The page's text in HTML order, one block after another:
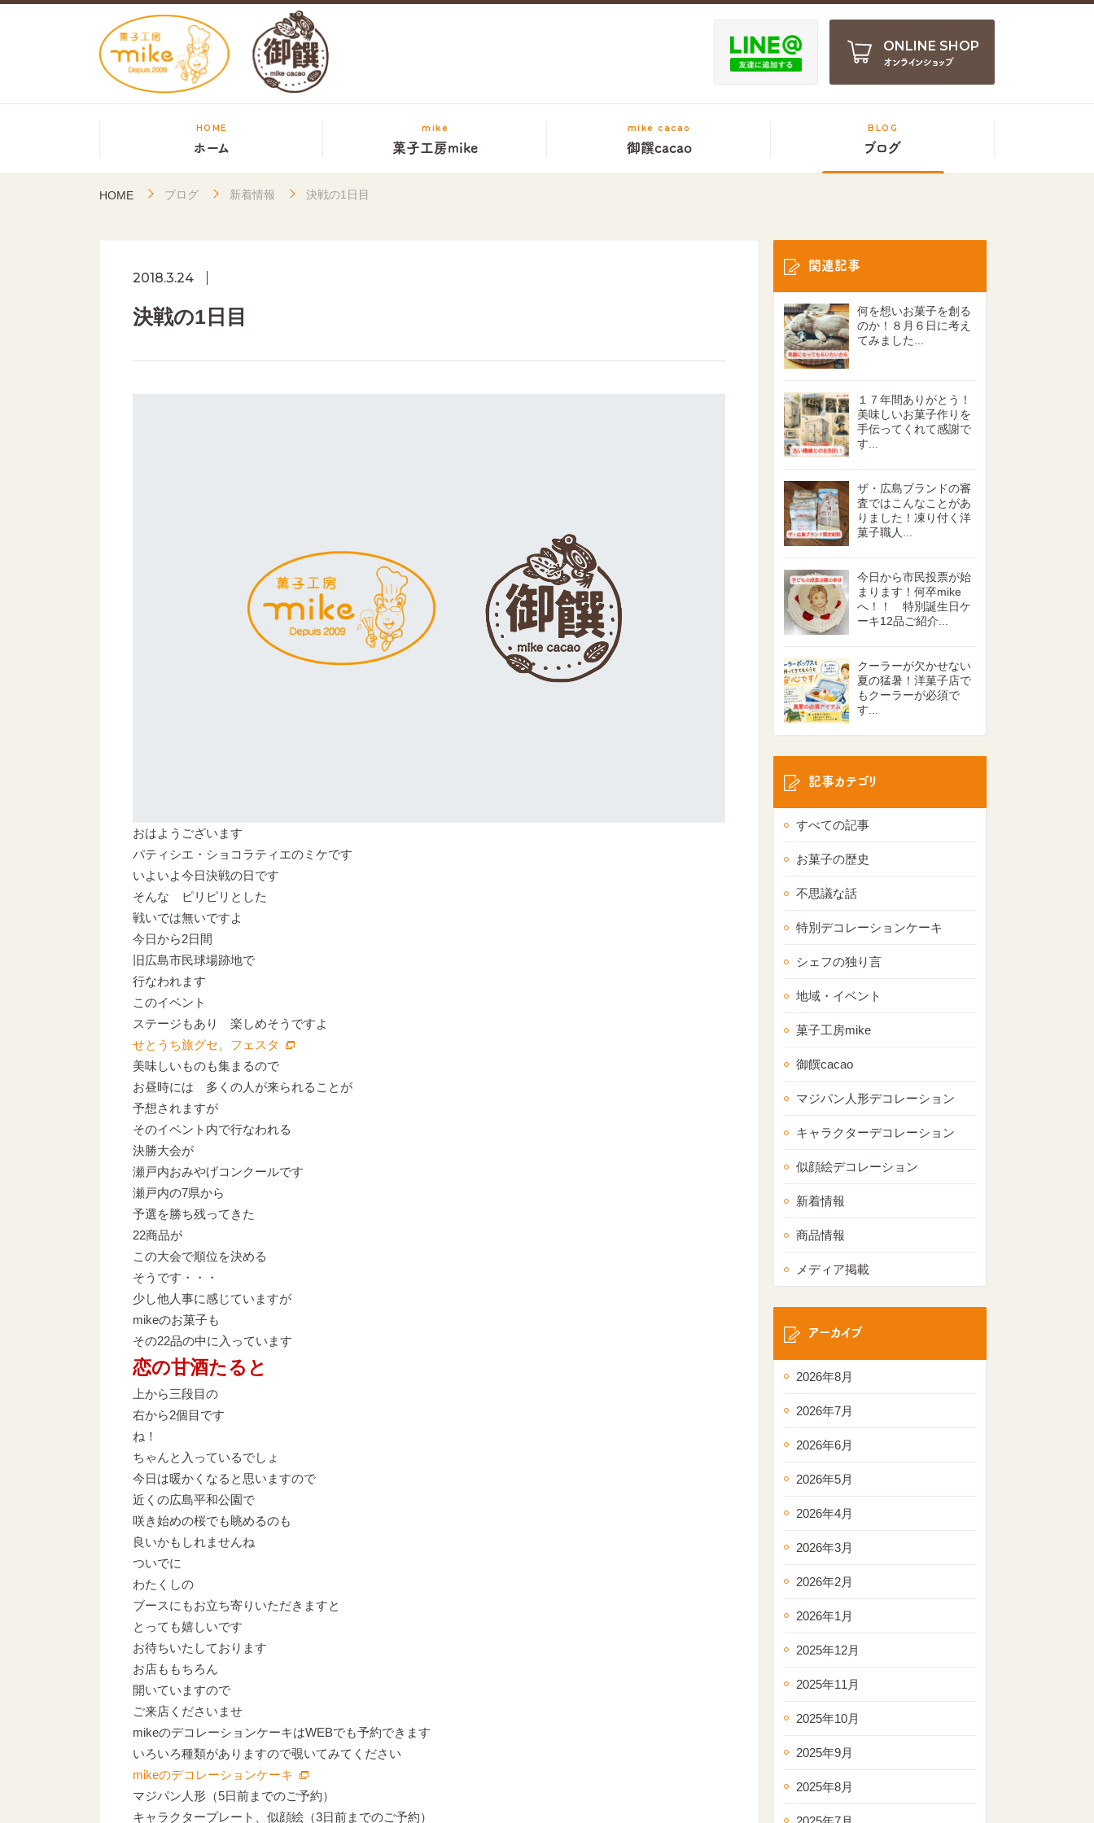
ONLINE SHOP
オンラインショップ
HOME
ホーム
mike
菓子工房mike
mike cacao
御饌cacao
BLOG
ブログ
HOME ブログ 新着情報 決戦の1日目
2018.3.24
決戦の1日目
おはようございます
パティシエ・ショコラティエのミケです
いよいよ今日決戦の日です
そんな ピリピリとした
戦いでは無いですよ
今日から2日間
旧広島市民球場跡地で
行なわれます
このイベント
ステージもあり 楽しめそうですよ
せとうち旅グセ。フェスタ
美味しいものも集まるので
お昼時には 多くの人が来られることが
予想されますが
そのイベント内で行なわれる
決勝大会が
瀬戸内おみやげコンクールです
瀬戸内の7県から
予選を勝ち残ってきた
22商品が
この大会で順位を決める
そうです・・・
少し他人事に感じていますが
mikeのお菓子も
その22品の中に入っています
恋の甘酒たると
上から三段目の
右から2個目です
ね！
ちゃんと入っているでしょ
今日は暖かくなると思いますので
近くの広島平和公園で
咲き始めの桜でも眺めるのも
良いかもしれませんね
ついでに
わたくしの
ブースにもお立ち寄りいただきますと
とっても嬉しいです
お待ちいたしております
お店ももちろん
開いていますので
ご来店くださいませ
mikeのデコレーションケーキはWEBでも予約できます
いろいろ種類がありますので覗いてみてください
mikeのデコレーションケーキ
マジパン人形（5日前までのご予約）
キャラクタープレート、似顔絵（3日前までのご予約）
関連記事
何を想いお菓子を創る
のか！８月６日に考え
てみました...
１７年間ありがとう！
美味しいお菓子作りを
手伝ってくれて感謝で
す...
ザ・広島ブランドの審
査ではこんなことがあ
りました！凍り付く洋
菓子職人...
今日から市民投票が始
まります！何卒mike
へ！！ 特別誕生日ケ
ーキ12品ご紹介...
クーラーが欠かせない
夏の猛暑！洋菓子店で
もクーラーが必須で
す...
記事カテゴリ
すべての記事
お菓子の歴史
不思議な話
特別デコレーションケーキ
シェフの独り言
地域・イベント
菓子工房mike
御饌cacao
マジパン人形デコレーション
キャラクターデコレーション
似顔絵デコレーション
新着情報
商品情報
メディア掲載
アーカイブ
2026年8月
2026年7月
2026年6月
2026年5月
2026年4月
2026年3月
2026年2月
2026年1月
2025年12月
2025年11月
2025年10月
2025年9月
2025年8月